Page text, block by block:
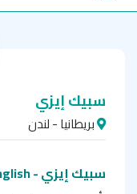
سبيك إيزي
بريطانيا - لندن
سبيك إيزي - Speakeasy School of English